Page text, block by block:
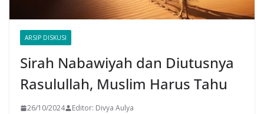
ARSIP DISKUSI
Sirah Nabawiyah dan Diutusnya
Rasulullah, Muslim Harus Tahu
26/10/2024 Editor: Divya Aulya